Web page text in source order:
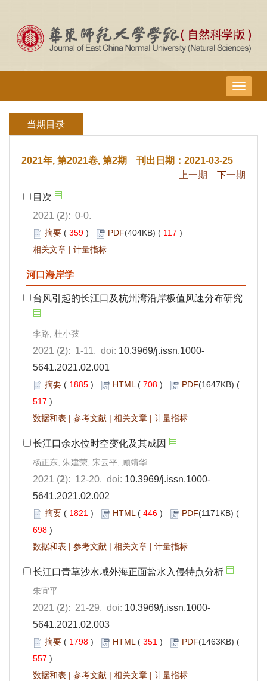
导
航
当期目录
2021年, 第2021卷, 第2期 刊出日期：2021-03-25
上一期
下一期
目次
2021 (2): 0-0.
摘要 ( 359 ) PDF(404KB) ( 117 )
相关文章 | 计量指标
河口海岸学
台风引起的长江口及杭州湾沿岸极值风速分布研究
李路, 杜小弢
2021 (2): 1-11. doi: 10.3969/j.issn.1000-
5641.2021.02.001
摘要 ( 1885 ) HTML( 708 ) PDF(1647KB) (
517 )
数据和表 | 参考文献 | 相关文章 | 计量指标
长江口余水位时空变化及其成因
杨正东, 朱建荣, 宋云平, 顾靖华
2021 (2): 12-20. doi: 10.3969/j.issn.1000-
5641.2021.02.002
摘要 ( 1821 ) HTML( 446 ) PDF(1171KB) (
698 )
数据和表 | 参考文献 | 相关文章 | 计量指标
长江口青草沙水域外海正面盐水入侵特点分析
朱宜平
2021 (2): 21-29. doi: 10.3969/j.issn.1000-
5641.2021.02.003
摘要 ( 1798 ) HTML( 351 ) PDF(1463KB) (
557 )
数据和表 | 参考文献 | 相关文章 | 计量指标